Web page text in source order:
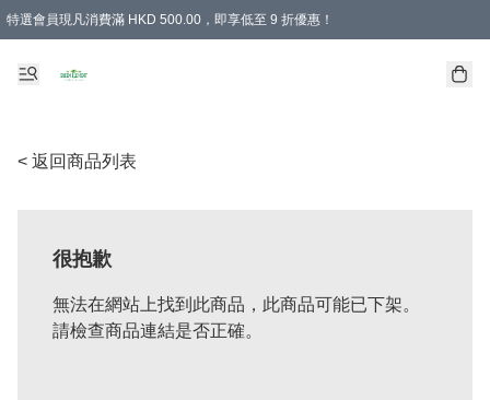
特選會員現凡消費滿 HKD 500.00，即享低至 9 折優惠！
< 返回商品列表
很抱歉
無法在網站上找到此商品，此商品可能已下架。
請檢查商品連結是否正確。